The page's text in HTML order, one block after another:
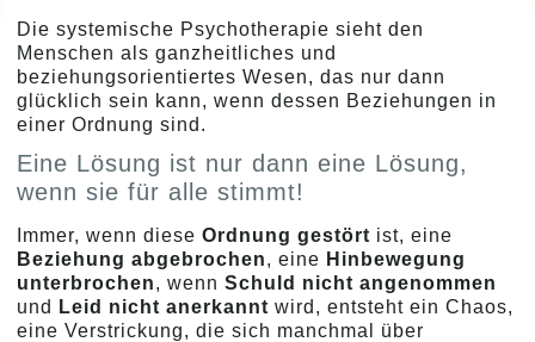
Die systemische Psychotherapie sieht den
Menschen als ganzheitliches und
beziehungsorientiertes Wesen, das nur dann
glücklich sein kann, wenn dessen Beziehungen in
einer Ordnung sind.
Eine Lösung ist nur dann eine Lösung,
wenn sie für alle stimmt!
Immer, wenn dieseOrdnung gestört ist, eine
Beziehung abgebrochen, eine Hinbewegung
unterbrochen, wennSchuld nicht angenommen
und
Leid nicht anerkannt wird, entsteht ein Chaos,
eine Verstrickung, die sich manchmal über